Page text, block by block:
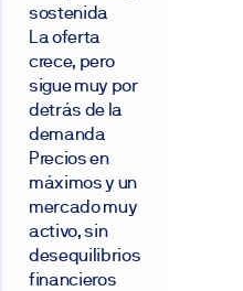
sostenida
La oferta
crece, pero
sigue muy por
detrás de la
demanda
Precios en
máximos y un
mercado muy
activo, sin
desequilibrios
financieros